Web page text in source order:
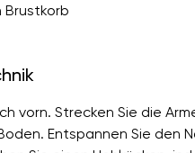
Brustkorb
vorn. Strecken Sie die
Entspannen Sie den